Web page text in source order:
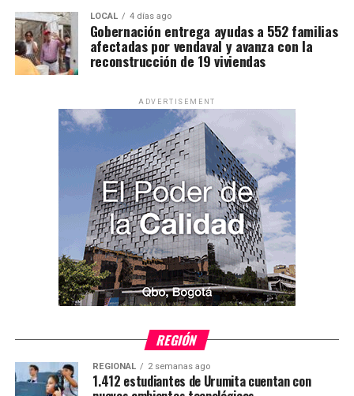
LOCAL 4 días ago
Gobernación entrega ayudas a 552 familias
afectadas por vendaval y avanza con la
reconstrucción de 19 viviendas
ADVERTISEMENT
REGIÓN
REGIONAL 2 semanas ago
1.412 estudiantes de Urumita cuentan con